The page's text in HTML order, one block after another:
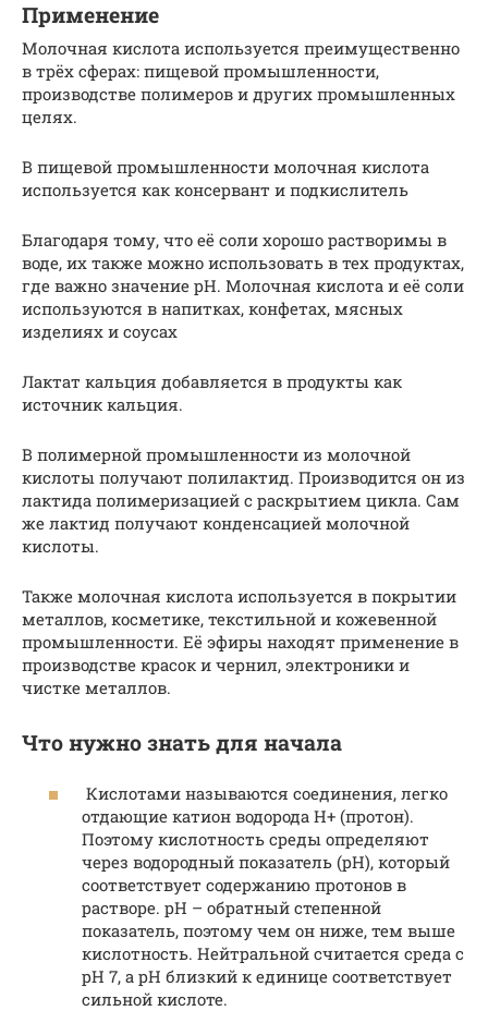
Применение
Молочная кислота используется преимущественно
в трёх сферах: пищевой промышленности,
производстве полимеров и других промышленных
целях.
В пищевой промышленности молочная кислота
используется как консервант и подкислитель
Благодаря тому, что её соли хорошо растворимы в
воде, их также можно использовать в тех продуктах,
где важно значение pH. Молочная кислота и её соли
используются в напитках, конфетах, мясных
изделиях и соусах
Лактат кальция добавляется в продукты как
источник кальция.
В полимерной промышленности из молочной
кислоты получают полилактид. Производится он из
лактида полимеризацией с раскрытием цикла. Сам
же лактид получают конденсацией молочной
кислоты.
Также молочная кислота используется в покрытии
металлов, косметике, текстильной и кожевенной
промышленности. Её эфиры находят применение в
производстве красок и чернил, электроники и
чистке металлов.
Что нужно знать для начала
Кислотами называются соединения, легко
отдающие катион водорода H+ (протон).
Поэтому кислотность среды определяют
через водородный показатель (рН), который
соответствует содержанию протонов в
растворе. рН – обратный степенной
показатель, поэтому чем он ниже, тем выше
кислотность. Нейтральной считается среда с
рН 7, а рН близкий к единице соответствует
сильной кислоте.